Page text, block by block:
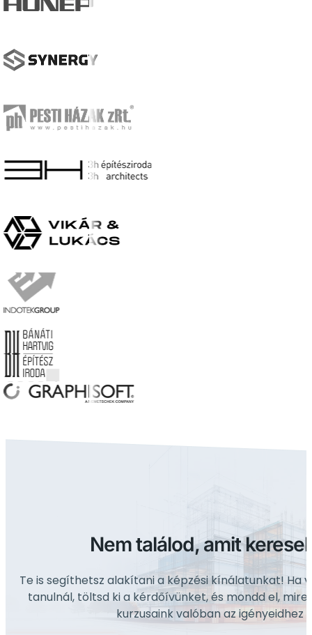
Nem találod, amit
Te is segíthetsz alakítani a képzési kínálatunkat! Ha
tanulnál, töltsd ki a kérdőívünket, és mondd el, mire
kurzusaink valóban az igényeidhez